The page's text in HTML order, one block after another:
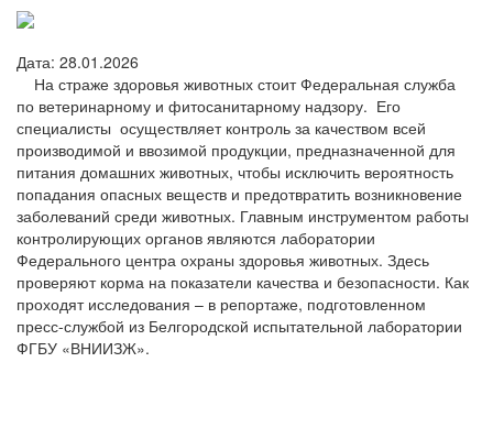
Дата: 28.01.2026
На страже здоровья животных стоит Федеральная служба
по ветеринарному и фитосанитарному надзору. Его
специалисты осуществляет контроль за качеством всей
производимой и ввозимой продукции, предназначенной для
питания домашних животных, чтобы исключить вероятность
попадания опасных веществ и предотвратить возникновение
заболеваний среди животных. Главным инструментом работы
контролирующих органов являются лаборатории
Федерального центра охраны здоровья животных. Здесь
проверяют корма на показатели качества и безопасности. Как
проходят исследования – в репортаже, подготовленном
пресс-службой из Белгородской испытательной лаборатории
ФГБУ «ВНИИЗЖ».